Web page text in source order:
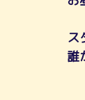
ス
誰